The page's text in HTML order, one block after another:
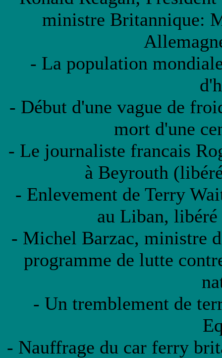
ministre Britannique:
- La population
- Début d'une vague de
mort d'une
- Le journaliste francais
à Beyrouth
- Enlevement de Terry
au Liban,
- Michel Barzac, ministre
programme de lutte
- Un tremblement de
- Nauffrage du car ferry